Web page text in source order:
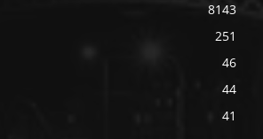
8143
251
46
44
41